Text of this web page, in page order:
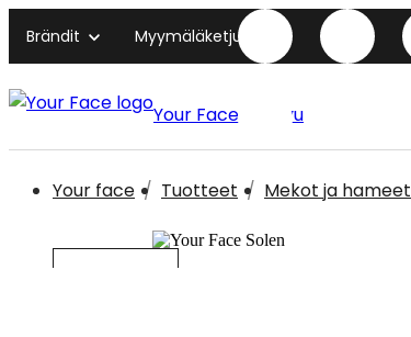
Brändit Myymäläketjut
Your Face etusivu
Your face Tuotteet Mekot ja hameet